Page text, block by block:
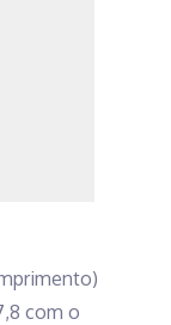
com o